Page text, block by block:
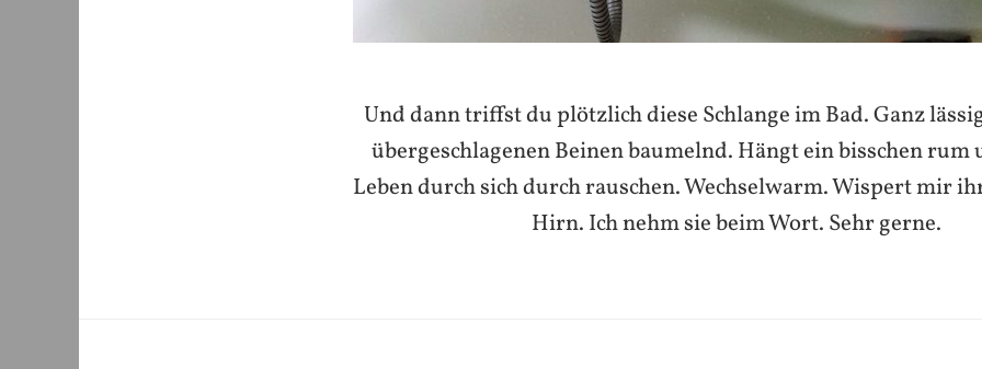
Und dann triffst du plötzlich diese Schlange im Bad. Ganz
übergeschlagenen Beinen baumelnd. Hängt ein bisschen rum
Leben durch sich durch rauschen. Wechselwarm. Wispert mir
Hirn. Ich nehm sie beim Wort. Sehr gerne.